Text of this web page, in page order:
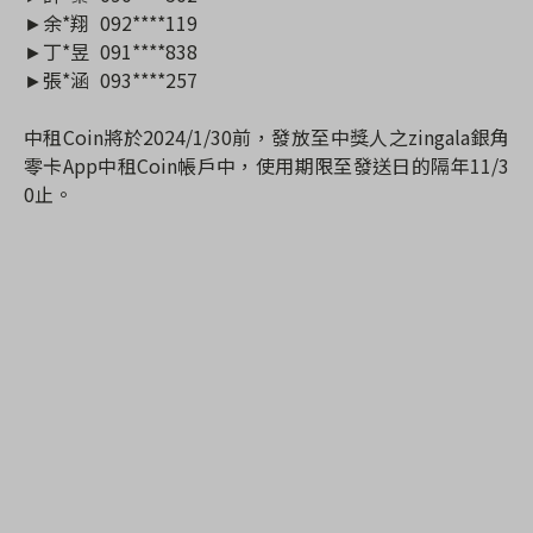
►余*翔 092****119
►丁*昱 091****838
►張*涵 093****257
中租Coin將於2024/1/30前，發放至中獎人之zingala銀角
零卡App中租Coin帳戶中，使用期限至發送日的隔年11/3
0止。